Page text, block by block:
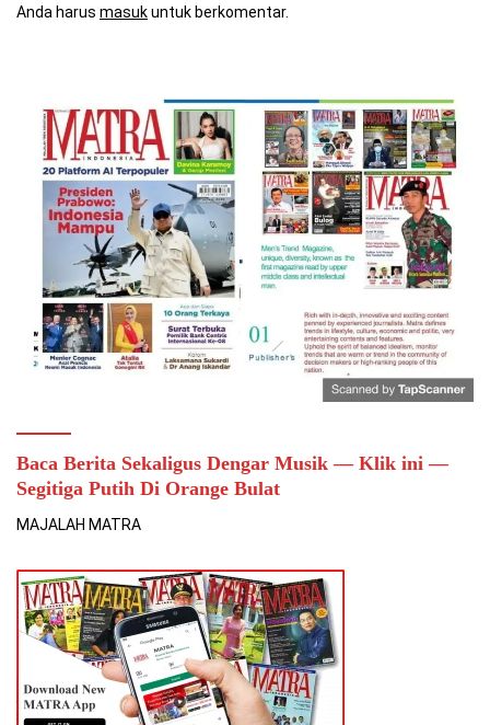
Anda harus masukuntuk berkomentar.
Baca Berita Sekaligus Dengar Musik — Klik ini —
Segitiga Putih Di Orange Bulat
MAJALAH MATRA